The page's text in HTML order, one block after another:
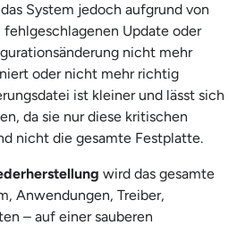
System jedoch aufgrund von
Update oder
nicht mehr
oder nicht mehr richtig
ist kleiner und lässt sich
da sie nur diese kritischen
nicht die gesamte Festplatte.
wird das gesamte
Anwendungen, Treiber,
– auf einer sauberen